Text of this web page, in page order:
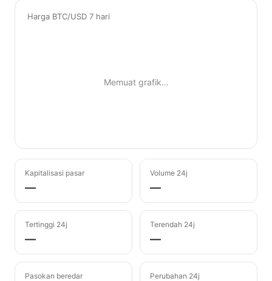
Harga BTC/USD 7 hari
Memuat grafik…
Kapitalisasi pasar
—
Volume 24j
—
Tertinggi 24j
—
Terendah 24j
—
Pasokan beredar Perubahan 24j